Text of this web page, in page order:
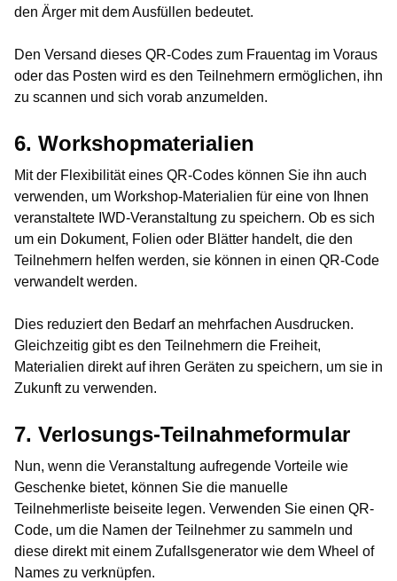
den Ärger mit dem Ausfüllen bedeutet.
Den Versand dieses QR-Codes zum Frauentag im Voraus
oder das Posten wird es den Teilnehmern ermöglichen, ihn
zu scannen und sich vorab anzumelden.
6. Workshopmaterialien
Mit der Flexibilität eines QR-Codes können Sie ihn auch
verwenden, um Workshop-Materialien für eine von Ihnen
veranstaltete IWD-Veranstaltung zu speichern. Ob es sich
um ein Dokument, Folien oder Blätter handelt, die den
Teilnehmern helfen werden, sie können in einen QR-Code
verwandelt werden.
Dies reduziert den Bedarf an mehrfachen Ausdrucken.
Gleichzeitig gibt es den Teilnehmern die Freiheit,
Materialien direkt auf ihren Geräten zu speichern, um sie in
Zukunft zu verwenden.
7. Verlosungs-Teilnahmeformular
Nun, wenn die Veranstaltung aufregende Vorteile wie
Geschenke bietet, können Sie die manuelle
Teilnehmerliste beiseite legen. Verwenden Sie einen QR-
Code, um die Namen der Teilnehmer zu sammeln und
diese direkt mit einem Zufallsgenerator wie dem Wheel of
Names zu verknüpfen.